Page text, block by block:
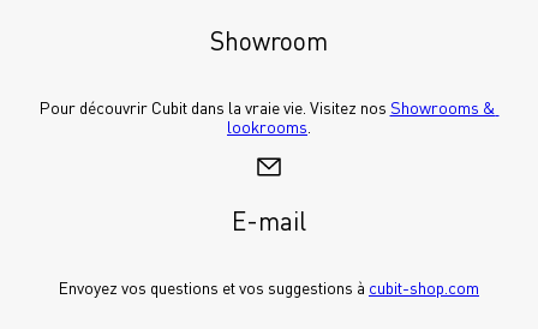
Showroom
Pour découvrir Cubit dans la vraie vie. Visitez nos Showrooms &
lookrooms
E-mail
Envoyez vos questions et vos suggestions à cubit-shop.com